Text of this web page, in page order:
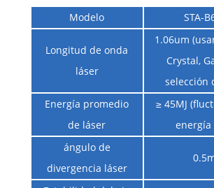
Modelo STA-
Longitud de onda
láser
1.06um
Crystal,
selección
Energía promedio
de láser
≥ 45MJ
energía
ángulo de
divergencia láser